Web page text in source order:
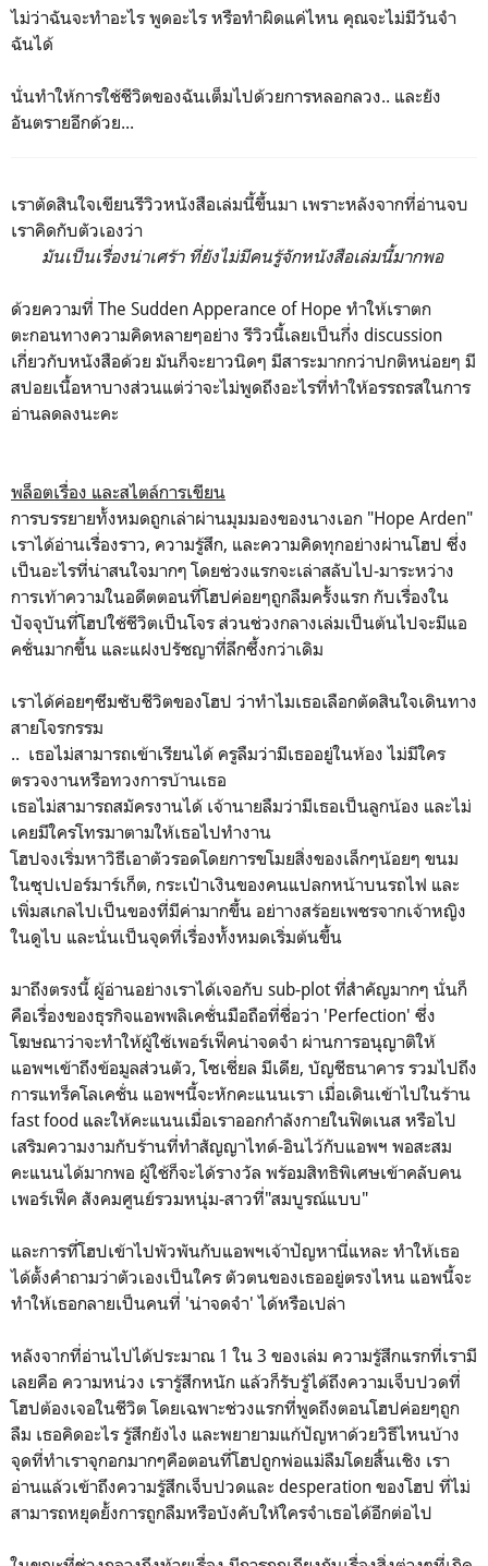
ไม่ว่าฉันจะทำอะไร พูดอะไร หรือทำผิดแค่ไหน คุณจะไม่มีวันจำ
ฉันได้
นั่นทำให้การใช้ชีวิตของฉันเต็มไปด้วยการหลอกลวง.. และยัง
อันตรายอีกด้วย...
เราตัดสินใจเขียนรีวิวหนังสือเล่มนี้ขึ้นมา เพราะหลังจากที่อ่านจบ
เราคิดกับตัวเองว่า
มันเป็นเรื่องน่าเศร้า ที่ยังไม่มีคนรู้จักหนังสือเล่มนี้มากพอ
ด้วยความที่ The Sudden Apperance of Hope ทำให้เราตก
ตะกอนทางความคิดหลายๆอย่าง รีวิวนี้เลยเป็นกึ่ง discussion
เกี่ยวกับหนังสือด้วย มันก็จะยาวนิดๆ มีสาระมากกว่าปกติหน่อยๆ มี
สปอยเนื้อหาบางส่วนแต่ว่าจะไม่พูดถึงอะไรที่ทำให้อรรถรสในการ
อ่านลดลงนะคะ
พล็อตเรื่อง และสไตล์การเขียน
การบรรยายทั้งหมดถูกเล่าผ่านมุมมองของนางเอก "Hope Arden"
เราได้อ่านเรื่องราว, ความรู้สึก, และความคิดทุกอย่างผ่านโฮป ซึ่ง
เป็นอะไรที่น่าสนใจมากๆ โดยช่วงแรกจะเล่าสลับไป-มาระหว่าง
การเท้าความในอดีตตอนที่โฮปค่อยๆถูกลืมครั้งแรก กับเรื่องใน
ปัจจุบันที่โฮปใช้ชีวิตเป็นโจร ส่วนช่วงกลางเล่มเป็นต้นไปจะมีแอ
คชั่นมากขึ้น และแฝงปรัชญาที่ลึกซึ้งกว่าเดิม
เราได้ค่อยๆซึมซับชีวิตของโฮป ว่าทำไมเธอเลือกตัดสินใจเดินทาง
สายโจรกรรม
.. เธอไม่สามารถเข้าเรียนได้ ครูลืมว่ามีเธออยู่ในห้อง ไม่มีใคร
ตรวจงานหรือทวงการบ้านเธอ
เธอไม่สามารถสมัครงานได้ เจ้านายลืมว่ามีเธอเป็นลูกน้อง และไม่
เคยมีใครโทรมาตามให้เธอไปทำงาน
โฮปจงเริ่มหาวิธีเอาตัวรอดโดยการขโมยสิ่งของเล็กๆน้อยๆ ขนม
ในซุปเปอร์มาร์เก็ต, กระเป๋าเงินของคนแปลกหน้าบนรถไฟ และ
เพิ่มสเกลไปเป็นของที่มีค่ามากขึ้น อย่าางสร้อยเพชรจากเจ้าหญิง
ในดูไบ และนั่นเป็นจุดที่เรื่องทั้งหมดเริ่มต้นขึ้น
มาถึงตรงนี้ ผู้อ่านอย่างเราได้เจอกับ sub-plot ที่สำคัญมากๆ นั่นก็
คือเรื่องของธุรกิจแอพพลิเคชั่นมือถือที่ชื่อว่า 'Perfection' ซึ่ง
โฆษณาว่าจะทำให้ผู้ใช้เพอร์เฟ็คน่าจดจำ ผ่านการอนุญาติให้
แอพฯเข้าถึงข้อมูลส่วนตัว, โซเชี่ยล มีเดีย, บัญชีธนาคาร รวมไปถึง
การแทร็คโลเคชั่น แอพฯนี้จะหักคะแนนเรา เมื่อเดินเข้าไปในร้าน
fast food และให้คะแนนเมื่อเราออกกำลังกายในฟิตเนส หรือไป
เสริมความงามกับร้านที่ทำสัญญาไทด์-อินไว้กับแอพฯ พอสะสม
คะแนนได้มากพอ ผู้ใช้ก็จะได้รางวัล พร้อมสิทธิพิเศษเข้าคลับคน
เพอร์เฟ็ค สังคมศูนย์รวมหนุ่ม-สาวที่"สมบูรณ์แบบ"
และการที่โฮปเข้าไปพัวพันกับแอพฯเจ้าปัญหานี่แหละ ทำให้เธอ
ได้ตั้งคำถามว่าตัวเองเป็นใคร ตัวตนของเธออยู่ตรงไหน แอพนี้จะ
ทำให้เธอกลายเป็นคนที่ 'น่าจดจำ' ได้หรือเปล่า
หลังจากที่อ่านไปได้ประมาณ 1 ใน 3 ของเล่ม ความรู้สึกแรกที่เรามี
เลยคือ ความหน่วง เรารู้สึกหนัก แล้วก็รับรู้ได้ถึงความเจ็บปวดที่
โฮปต้องเจอในชีวิต โดยเฉพาะช่วงแรกที่พูดถึงตอนโฮปค่อยๆถูก
ลืม เธอคิดอะไร รู้สึกยังไง และพยายามแก้ปัญหาด้วยวิธีไหนบ้าง
จุดที่ทำเราจุกอกมากๆคือตอนที่โฮปถูกพ่อแม่ลืมโดยสิ้นเชิง เรา
อ่านแล้วเข้าถึงความรู้สึกเจ็บปวดและ desperation ของโฮป ที่ไม่
สามารถหยุดยั้งการถูกลืมหรือบังคับให้ใครจำเธอได้อีกต่อไป